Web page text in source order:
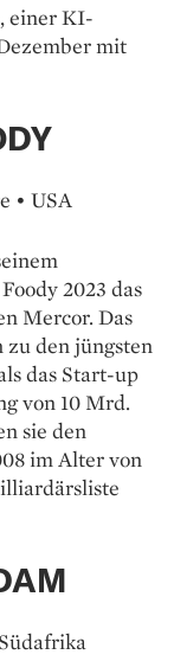
einer KI-
mit
• USA
2023 das
Mercor. Das
den jüngsten
das Start-up
von 10 Mrd.
sie den
im Alter von